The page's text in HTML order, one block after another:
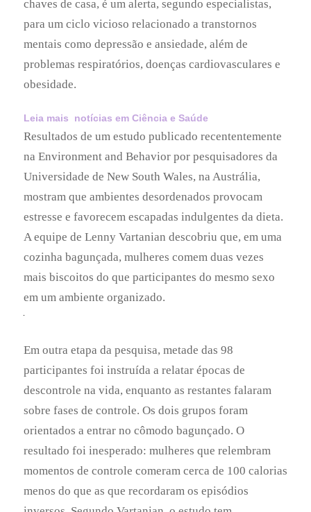
mostram que ambientes desordenados provocam
estresse e favorecem escapadas indulgentes da dieta.
A equipe de Lenny Vartanian descobriu que, em uma
cozinha bagunçada, mulheres comem duas vezes
mais biscoitos do que participantes do mesmo sexo
Em outra etapa da pesquisa, metade das 98
participantes foi instruída a relatar épocas de
descontrole na vida, enquanto as restantes falaram
sobre fases de controle. Os dois grupos foram
orientados a entrar no cômodo bagunçado. O
resultado foi inesperado: mulheres que relembram
momentos de controle comeram cerca de 100 calorias
menos do que as que recordaram os episódios
conclusões relevantes para profissionais de saúde e
quem deseja perder peso. “Os resultados mostram
que ambientes mais organizados levam as pessoas a
comerem menos e que, mesmo que o indivíduo esteja
em um local caótico, recordar momentos de
autocontrole poderá ajudá-lo a resistir melhor à
pressão”, conclui o autor.
Esse é apenas um dos prejuízos de um ambiente